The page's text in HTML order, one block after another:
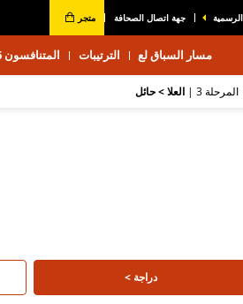
جهة اتصال الصحافة متجر
مسار السباق لع الترتيبات المتنافسون 2026
المرحلة 3 | العلا > حائل
دراجة >